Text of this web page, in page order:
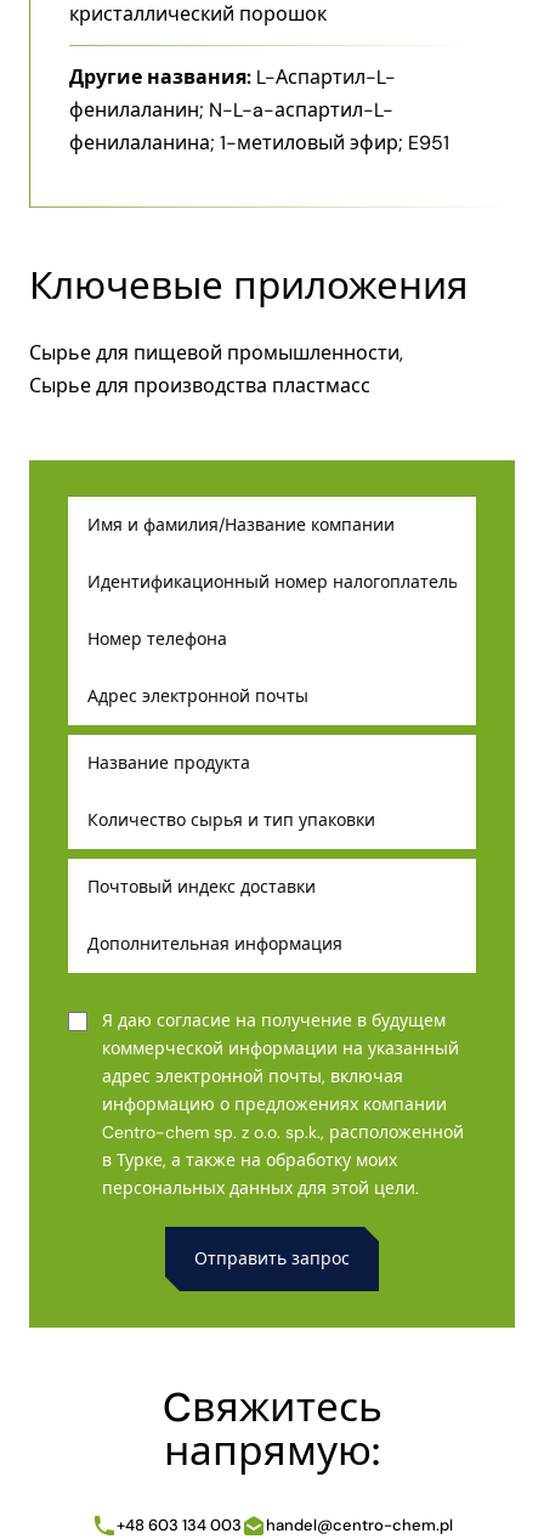
кристаллический порошок
Другие названия: L-Аспартил-L-
фенилаланин; N-​L-​a-​аспартил-​L-​
фенилаланина; 1-​метиловый эфир; E951
Ключевые приложения
Сырье для пищевой промышленности,
Сырье для производства пластмасс
Я даю согласие на получение в будущем
коммерческой информации на указанный
адрес электронной почты, включая
информацию о предложениях компании
Centro-chem sp. z o.o. sp.k., расположенной
в Турке, а также на обработку моих
персональных данных для этой цели.
Cвяжитесь
напрямую:
+48 603 134 003 handel@centro-chem.pl